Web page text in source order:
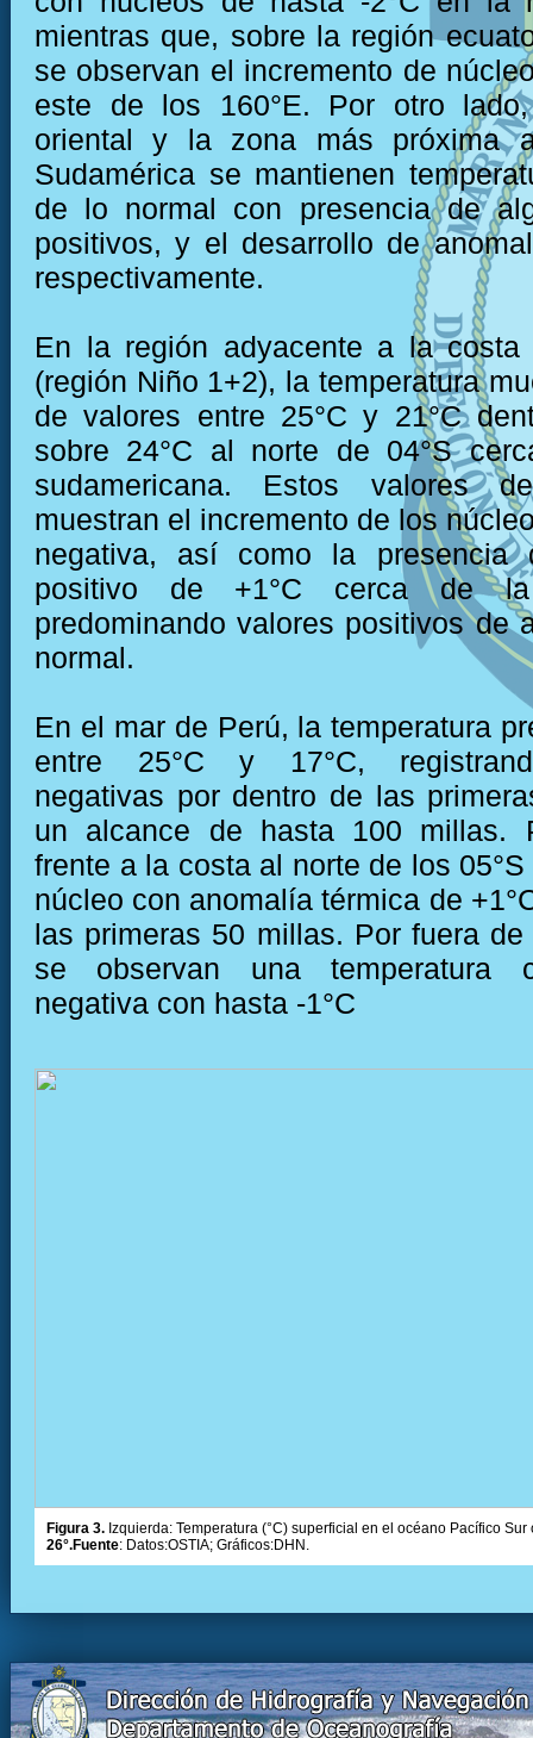
mientras que, sobre la región
se observan el incremento de
este de los 160°E. Por otro
oriental y la zona más próxima
Sudamérica se mantienen
de lo normal con presencia de
positivos, y el desarrollo de
respectivamente.
En la región adyacente a la costa
(región Niño 1+2), la temperatura
de valores entre 25°C y 21°C
sobre 24°C al norte de 04°S
sudamericana. Estos valores
muestran el incremento de los
negativa, así como la presencia
positivo de +1°C cerca de
predominando valores positivos de
normal.
En el mar de Perú, la temperatura
entre 25°C y 17°C,
negativas por dentro de las
un alcance de hasta 100 millas.
frente a la costa al norte de los
núcleo con anomalía térmica de
las primeras 50 millas. Por fuera
se observan una temperatura
negativa con hasta -1°C
Figura 3. Izquierda: Temperatura (°C) superficial en el océano Pacífico
26°.Fuente: Datos:OSTIA; Gráficos:DHN.